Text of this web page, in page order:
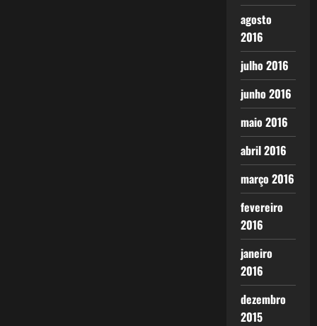
agosto
2016
julho 2016
junho 2016
maio 2016
abril 2016
março 2016
fevereiro
2016
janeiro
2016
dezembro
2015